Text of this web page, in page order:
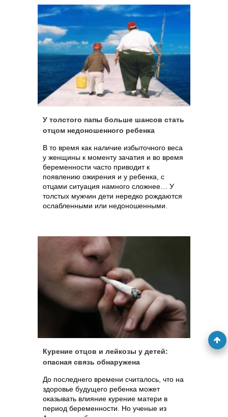
У толстого папы больше шансов стать
отцом недоношенного ребенка
В то время как наличие избыточного веса
у женщины к моменту зачатия и во время
беременности часто приводит к
появлению ожирения и у ребенка, с
отцами ситуация намного сложнее… У
толстых мужчин дети нередко рождаются
ослабленными или недоношенными.
Курение отцов и лейкозы у детей:
опасная связь обнаружена
До последнего времени считалось, что на
здоровье будущего ребенка может
оказывать влияние курение матери в
период беременности. Но ученые из